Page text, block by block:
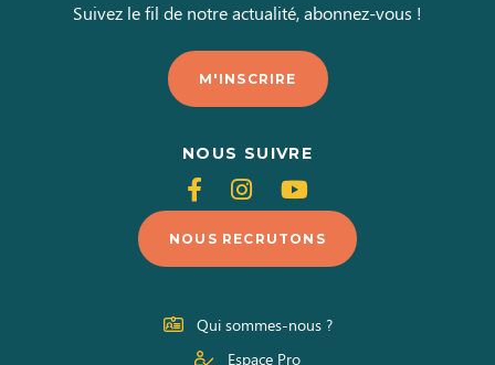
Suivez le fil de notre actualité, abonnez-vous !
M'INSCRIRE
NOUS SUIVRE
Suivez-
nous
sur
Facebook
Suivez-
nous
sur
Instagram
Suivez-
nous
sur
Youtube
NOUS RECRUTONS
Qui sommes-nous ?
Espace Pro